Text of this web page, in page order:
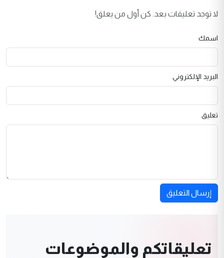
لا توجد تعليقات بعد. كن أول من يعلق!
اسمك
البريد الإلكتروني
تعليق
إرسال التعليق
تعليقاتكم والموضوعات